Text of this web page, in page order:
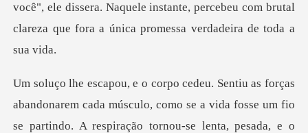
tornou-se lenta, pesada, e o